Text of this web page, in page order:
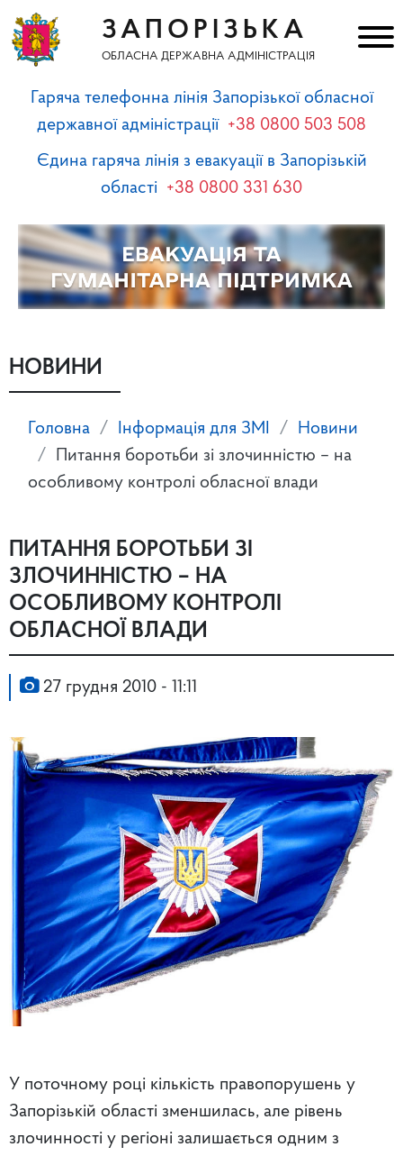
ЗАПОРІЗЬКА
ОБЛАСНА ДЕРЖАВНА АДМІНІСТРАЦІЯ
Гаряча телефонна лінія Запорізької обласної
державної адміністрації +38 0800 503 508
Єдина гаряча лінія з евакуації в Запорізькій
області +38 0800 331 630
НОВИНИ
Головна Інформація для ЗМІ
Новини
Питання боротьби зі злочинністю – на
особливому контролі обласної влади
ПИТАННЯ БОРОТЬБИ ЗІ
ЗЛОЧИННІСТЮ – НА
ОСОБЛИВОМУ КОНТРОЛІ
ОБЛАСНОЇ ВЛАДИ
27 грудня 2010 - 11:11
У поточному році кількість правопорушень у
Запорізькій області зменшилась, але рівень
злочинності у регіоні залишається одним з